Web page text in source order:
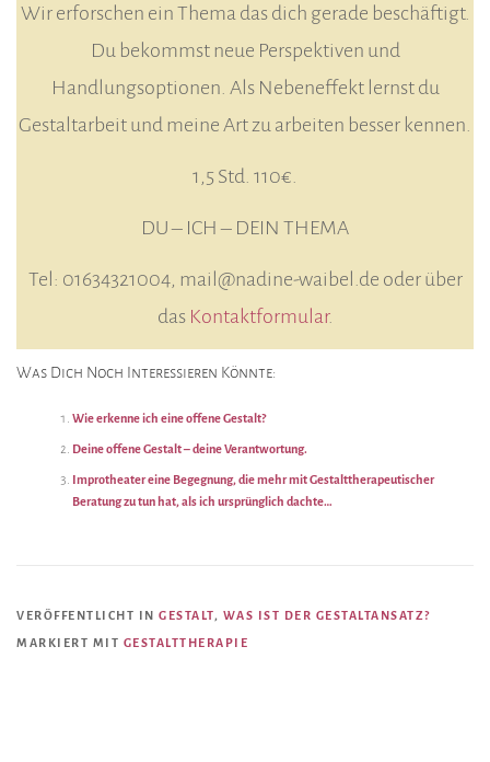
Wir erforschen ein Thema das dich gerade beschäftigt.
Du bekommst neue Perspektiven und
Handlungsoptionen. Als Nebeneffekt lernst du
Gestaltarbeit und meine Art zu arbeiten besser kennen.
1,5 Std. 110€.
DU – ICH – DEIN THEMA
Tel: 01634321004, mail@nadine-waibel.de oder über
das Kontaktformular.
Was Dich Noch Interessieren Könnte:
Wie erkenne ich eine offene Gestalt?
Deine offene Gestalt – deine Verantwortung.
Improtheater eine Begegnung, die mehr mit Gestalttherapeutischer
Beratung zu tun hat, als ich ursprünglich dachte…
VERÖFFENTLICHT IN GESTALT, WAS IST DER GESTALTANSATZ?
MARKIERT MIT GESTALTTHERAPIE